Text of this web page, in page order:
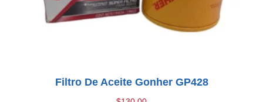
Filtro De Aceite Gonher GP428